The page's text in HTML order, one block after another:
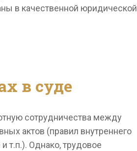
в качественной юридической
в суде
сотрудничества между
актов (правил внутреннего
т.п.). Однако, трудовое